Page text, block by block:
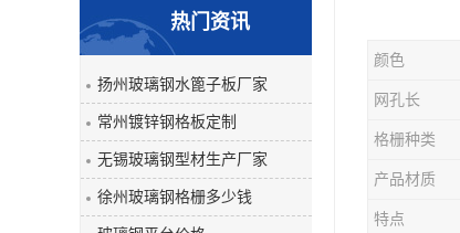
玻璃钢平板
玻璃钢盖板
热门资讯
扬州玻璃钢水篦子板厂家
常州镀锌钢格板定制
无锡玻璃钢型材生产厂家
徐州玻璃钢格栅多少钱
颜色
网孔长
格栅种类
产品材质
特点